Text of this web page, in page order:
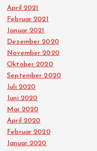
April 2021
Februar 2021
Januar 2021
Dezember 2020
November 2020
Oktober 2020
September 2020
Juli 2020
Juni 2020
Mai 2020
April 2020
Februar 2020
Januar 2020